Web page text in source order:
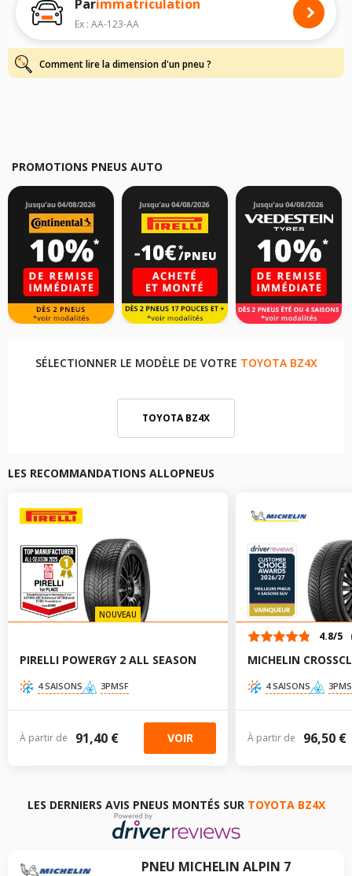
Pour cela, veuillez sélectionner le modèle de votre véhicule ci-dessous :
Les résultats de votre recherche sont donnés à titre indicatif. Il est
fortement recommandé de vérifier en amont la dimension des pneus
montés sur votre véhicule, sans oublier les indices de charge et de
vitesse, indispensables pour que votre dimension soit complète.
Parimmatriculation
Ex : AA-123-AA
Comment lire la dimension d'un pneu ?
PROMOTIONS PNEUS AUTO
SÉLECTIONNER LE MODÈLE DE VOTRE TOYOTA BZ4X
TOYOTA BZ4X
LES RECOMMANDATIONS ALLOPNEUS
NOUVEAU
PIRELLI POWERGY 2 ALL SEASON
4 SAISONS 3PMSF
À partir de 91,40 € VOIR
4.8/5
MICHELIN
4 SAISONS
À partir de 96,50 €
LES DERNIERS AVIS PNEUS MONTÉS SUR TOYOTA BZ4X
PNEU MICHELIN ALPIN 7